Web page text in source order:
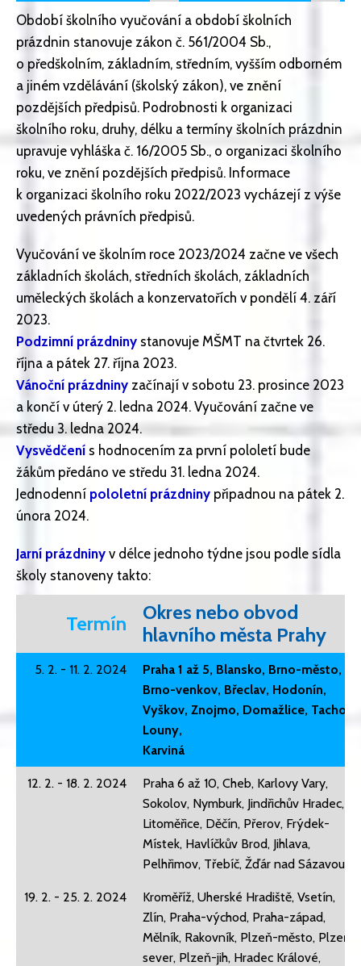
Období školního vyučování a období školních
prázdnin stanovuje zákon č. 561/2004 Sb.,
o předškolním, základním, středním, vyšším odborném
a jiném vzdělávání (školský zákon), ve znění
pozdějších předpisů. Podrobnosti k organizaci
školního roku, druhy, délku a termíny školních prázdnin
upravuje vyhláška č. 16/2005 Sb., o organizaci školního
roku, ve znění pozdějších předpisů. Informace
k organizaci školního roku 2022/2023 vycházejí z výše
uvedených právních předpisů.
Vyučování ve školním roce 2023/2024 začne ve všech
základních školách, středních školách, základních
uměleckých školách a konzervatořích v pondělí 4. září
2023.
Podzimní prázdniny stanovuje MŠMT na čtvrtek 26.
října a pátek 27. října 2023.
Vánoční prázdniny začínají v sobotu 23. prosince 2023
a končí v úterý 2. ledna 2024. Vyučování začne ve
středu 3. ledna 2024.
Vysvědčení s hodnocením za první pololetí bude
žákům předáno ve středu 31. ledna 2024.
Jednodenní pololetní prázdniny připadnou na pátek 2.
února 2024.
Jarní prázdniny v délce jednoho týdne jsou podle sídla
školy stanoveny takto:
Termín
Okres nebo obvod
hlavního města Prahy
5. 2. - 11. 2. 2024
Praha 1 až 5, Blansko, Brno-město,
Brno-venkov, Břeclav, Hodonín,
Vyškov, Znojmo, Domažlice, Tachov,
Louny,
Karviná
12. 2. - 18. 2. 2024
Praha 6 až 10, Cheb, Karlovy Vary,
Sokolov, Nymburk, Jindřichův Hradec,
Litoměřice, Děčín, Přerov, Frýdek-
Místek, Havlíčkův Brod, Jihlava,
Pelhřimov, Třebíč, Žďár nad Sázavou,
19. 2. - 25. 2. 2024
Kroměříž, Uherské Hradiště, Vsetín,
Zlín, Praha-východ, Praha-západ,
Mělník, Rakovník, Plzeň-město, Plzeň-
sever, Plzeň-jih, Hradec Králové,